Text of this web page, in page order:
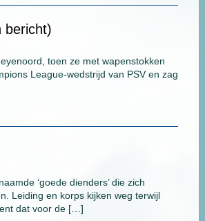
bericht)
toen ze met wapenstokken
League-wedstrijd van PSV en zag
‘goede dienders’ die zich
Leiding en korps kijken weg terwijl
dat voor de […]